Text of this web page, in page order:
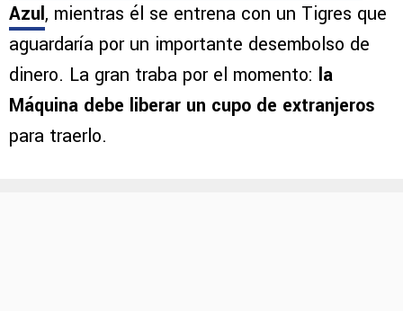
Azul, mientras él se entrena con un Tigres que
aguardaría por un importante desembolso de
dinero. La gran traba por el momento: la
Máquina debe liberar un cupo de extranjeros
para traerlo.